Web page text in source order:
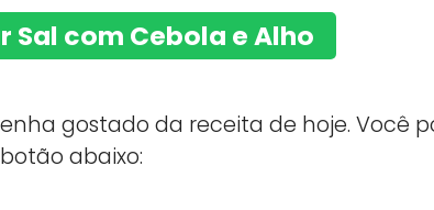
Sal com Cebola e Alho
gostado da receita de hoje. Você
abaixo: